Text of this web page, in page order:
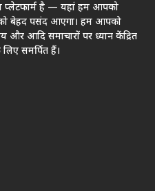
प्लेटफार्म है — यहां हम आपको
बेहद पसंद आएगा। हम आपको
और आदि समाचारों पर ध्यान केंद्रित
समर्पित हैं।